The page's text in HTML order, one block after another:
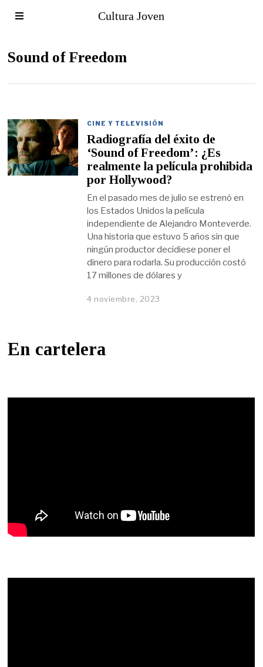
Cultura Joven
Sound of Freedom
CINE Y TELEVISIÓN
Radiografía del éxito de
‘Sound of Freedom’: ¿Es
realmente la película prohibida
por Hollywood?
En el pasado mes de julio se estrenó en
los Estados Unidos la película
independiente de Alejandro Monteverde.
Una historia que estuvo 5 años sin que
ningún productor decidiese poner el
dinero para rodarla. Su producción costó
17 millones de dólares y
4 noviembre, 2023
En cartelera